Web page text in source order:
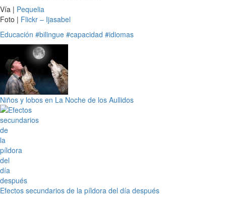
Vía | Pequelia
Foto | Flickr – Ijasabel
Educación #bilingue #capacidad #idiomas
Niños y lobos en La Noche de los Aullidos
Efectos secundarios de la píldora del día después